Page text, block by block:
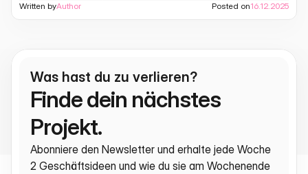
Written byAuthor Posted on16.12.2025
Was hast du zu verlieren?
Finde dein nächstes
Projekt.
Abonniere den Newsletter und erhalte jede Woche
2 Geschäftsideen und wie du sie am Wochenende